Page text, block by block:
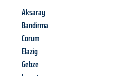
Aksaray
Bandirma
Corum
Elazig
Gebze